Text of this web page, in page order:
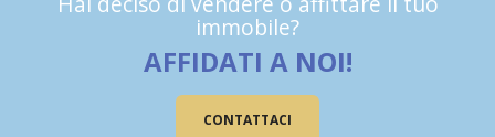
immobile?
AFFIDATI A NOI!
CONTATTACI
Fronte mare
Collina
Borgo Medioevale